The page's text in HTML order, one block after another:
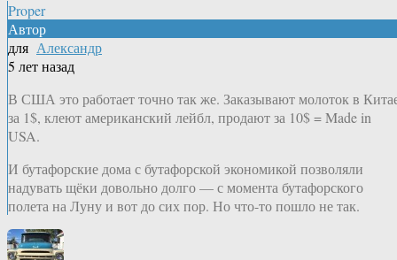
Proper
Автор
для Александр
5 лет назад
В США это работает точно так же. Заказывают молоток в
за 1$, клеют американский лейбл, продают за 10$ = Made in
USA.
И бутафорские дома с бутафорской экономикой позволяли
надувать щёки довольно долго — с момента бутафорского
полета на Луну и вот до сих пор. Но что-то пошло не так.